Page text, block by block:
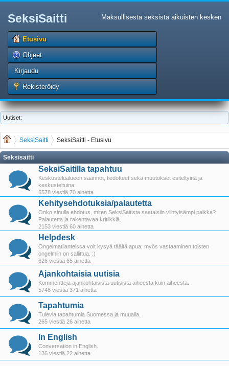
SeksiSaitti Maksullisesta seksistä aikuisten kesken
Etusivu
Ohjeet
Kirjaudu
Rekisteröidy
Uutiset:
SeksiSaitti SeksiSaitti - Etusivu
Seksisaitti
SeksiSaitilla tapahtuu
Keskustelualueen säännöt, tiedotteet sekä muutokset esiteltyinä ja
keskusteltuina.
6578 viestiä 70 aihetta
Kehitysehdotuksia/palautetta
Onko sinulla ehdotus, miten SeksiSaitista saataisiin viihtyisämpi paikka?
Palautetta ja rakentavaa kritiikkiä.
2153 viestiä 60 aihetta
Helpdesk
Ongelmatilanteissa voit kysyä täältä apua; myös vastaaminen toisten
ongelmiin on sallittua. :)
626 viestiä 65 aihetta
Ajankohtaisia uutisia
Kommentteja ajankohtaisista uutisista aiheesta kuin aiheesta.
5748 viestiä 371 aihetta
Tapahtumia
Tulevia tapahtumia Suomessa ja muualla.
265 viestiä 26 aihetta
In English
Conversation in English.
136 viestiä 22 aihetta